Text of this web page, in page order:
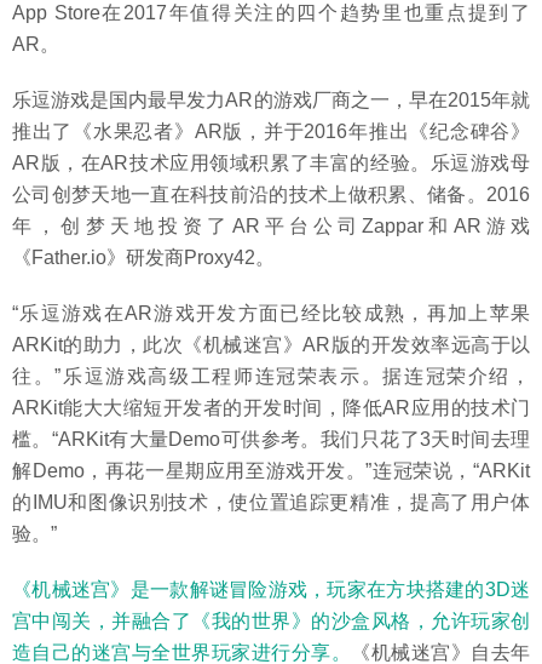
App Store在2017年值得关注的四个趋势里也重点提到了
AR。
乐逗游戏是国内最早发力AR的游戏厂商之一，早在2015年就
推出了《水果忍者》AR版，并于2016年推出《纪念碑谷》
AR版，在AR技术应用领域积累了丰富的经验。乐逗游戏母
公司创梦天地一直在科技前沿的技术上做积累、储备。2016
年，创梦天地投资了AR平台公司Zappar和AR游戏
《Father.io》研发商Proxy42。
“乐逗游戏在AR游戏开发方面已经比较成熟，再加上苹果
ARKit的助力，此次《机械迷宫》AR版的开发效率远高于以
往。”乐逗游戏高级工程师连冠荣表示。据连冠荣介绍，
ARKit能大大缩短开发者的开发时间，降低AR应用的技术门
槛。“ARKit有大量Demo可供参考。我们只花了3天时间去理
解Demo，再花一星期应用至游戏开发。”连冠荣说，“ARKit
的IMU和图像识别技术，使位置追踪更精准，提高了用户体
验。”
《机械迷宫》是一款解谜冒险游戏，玩家在方块搭建的3D迷
宫中闯关，并融合了《我的世界》的沙盒风格，允许玩家创
造自己的迷宫与全世界玩家进行分享。
《机械迷宫》自去年